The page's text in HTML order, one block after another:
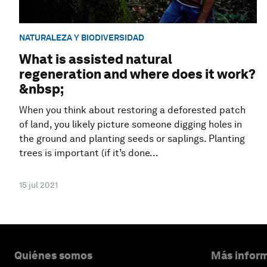
NATURALEZA Y BIODIVERSIDAD
What is assisted natural
regeneration and where does it work?
&nbsp;
When you think about restoring a deforested patch
of land, you likely picture someone digging holes in
the ground and planting seeds or saplings. Planting
trees is important (if it’s done...
15 jul 2021
Quiénes somos Más